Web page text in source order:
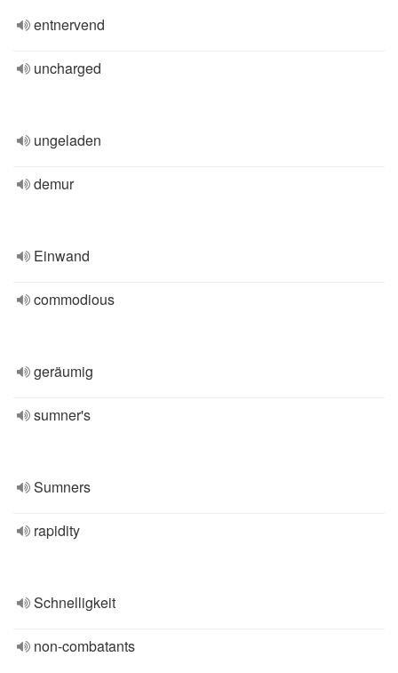
entnervend
uncharged
ungeladen
demur
Einwand
commodious
geräumig
sumner's
Sumners
rapidity
Schnelligkeit
non-combatants